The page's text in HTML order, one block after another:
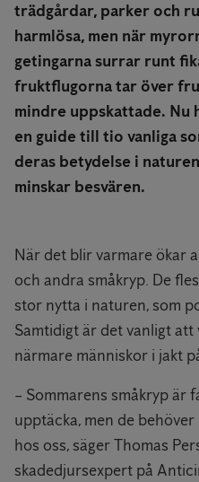
trädgårdar, parker och
harmlösa, men när
getingarna surrar runt
fruktflugorna tar över
mindre uppskattade. Nu
en guide till tio vanliga
deras betydelse i
minskar besvären.
När det blir varmare ökar
och andra småkryp. De
stor nytta i naturen, som
Samtidigt är det vanligt att
närmare människor i jakt
– Sommarens småkryp är
upptäcka, men de
hos oss, säger Thomas
skadedjursexpert på